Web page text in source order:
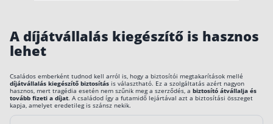
A díjátvállalás kiegészítő is hasznos
lehet
Családos emberként tudnod kell arról is, hogy a biztosítói megtakarítások mellé
díjátvállalás kiegészítő biztosítás is választható. Ez a szolgáltatás azért nagyon
hasznos, mert tragédia esetén nem szűnik meg a szerződés, a biztosító átvállalja és
tovább fizeti a díjat. A családod így a futamidő lejártával azt a biztosítási összeget
kapja, amelyet eredetileg is szánsz nekik.